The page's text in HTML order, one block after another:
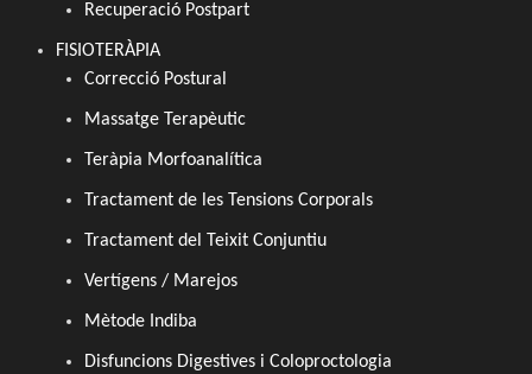
Recuperació Postpart
FISIOTERÀPIA
Correcció Postural
Massatge Terapèutic
Teràpia Morfoanalítica
Tractament de les Tensions Corporals
Tractament del Teixit Conjuntiu
Vertígens / Marejos
Mètode Indiba
Disfuncions Digestives i Coloproctologia